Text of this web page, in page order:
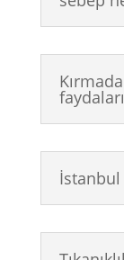
İstanbul